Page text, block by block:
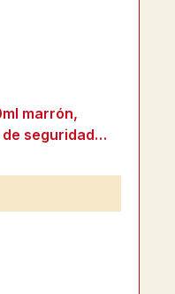
de 5 estrellas
marrón,
seguridad